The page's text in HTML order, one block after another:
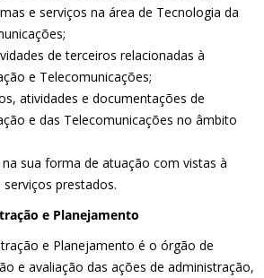
e serviços na área de Tecnologia da
de terceiros relacionadas à
e Telecomunicações;
atividades e documentações de
e das Telecomunicações no âmbito
sua forma de atuação com vistas à
prestados.
e Planejamento
e Planejamento é o órgão de
e avaliação das ações de administração,